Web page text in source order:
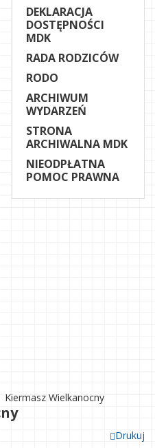
DEKLARACJA
DOSTĘPNOŚCI
MDK
RADA RODZICÓW
RODO
ARCHIWUM
WYDARZEŃ
STRONA
ARCHIWALNA MDK
NIEODPŁATNA
POMOC PRAWNA
Kiermasz Wielkanocny
Drukuj